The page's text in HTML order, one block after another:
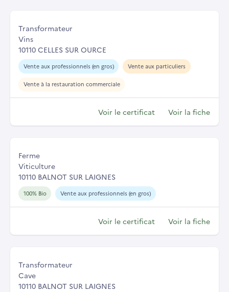
Transformateur
Vins
10110 CELLES SUR OURCE
Vente aux professionnels (en gros) Vente aux particuliers
Vente à la restauration commerciale
Voir le certificat Voir la fiche
Ferme
Viticulture
10110 BALNOT SUR LAIGNES
100% Bio Vente aux professionnels (en gros)
Voir le certificat Voir la fiche
Transformateur
Cave
10110 BALNOT SUR LAIGNES